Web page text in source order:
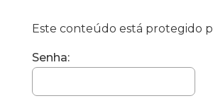
Este conteúdo está protegido
Senha: